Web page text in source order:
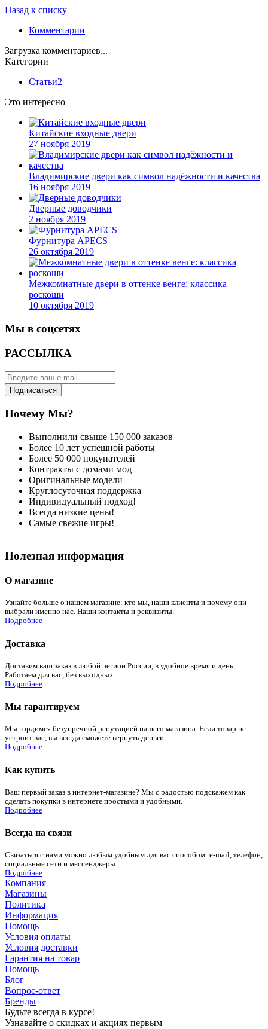
Назад к списку
Комментарии
Загрузка комментариев...
Категории
Статьи2
Это интересно
Китайские входные двери
27 ноября 2019
Владимирские двери как символ надёжности и качества
16 ноября 2019
Дверные доводчики
2 ноября 2019
Фурнитура APECS
26 октября 2019
Межкомнатные двери в оттенке венге: классика
роскоши
10 октября 2019
Мы в соцсетях
РАССЫЛКА
Подписаться
Почему Мы?
Выполнили свыше 150 000 заказов
Более 10 лет успешной работы
Более 50 000 покупателей
Контракты с домами мод
Оригинальные модели
Круглосуточная поддержка
Индивидуальный подход!
Всегда низкие цены!
Самые свежие игры!
Полезная информация
О магазине
Узнайте больше о нашем магазине: кто мы, наши клиенты и почему они
выбрали именно нас. Наши контакты и реквизиты.
Подробнее
Доставка
Доставим ваш заказ в любой регион России, в удобное время и день.
Работаем для вас, без выходных.
Подробнее
Мы гарантируем
Мы гордимся безупречной репутацией нашего магазина. Если товар не
устроит вас, вы всегда сможете вернуть деньги.
Подробнее
Как купить
Ваш первый заказ в интернет-магазине? Мы с радостью подскажем как
сделать покупки в интернете простыми и удобными.
Подробнее
Всегда на связи
Связаться с нами можно любым удобным для вас способом: e-mail, телефон,
социальные сети и мессенджеры.
Подробнее
Компания
Магазины
Политика
Информация
Помощь
Условия оплаты
Условия доставки
Гарантия на товар
Помощь
Блог
Вопрос-ответ
Бренды
Будьте всегда в курсе!
Узнавайте о скидках и акциях первым